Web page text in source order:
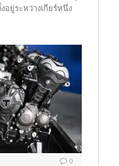
อยู่ระหว่างเกียร์หนึ่ง
0